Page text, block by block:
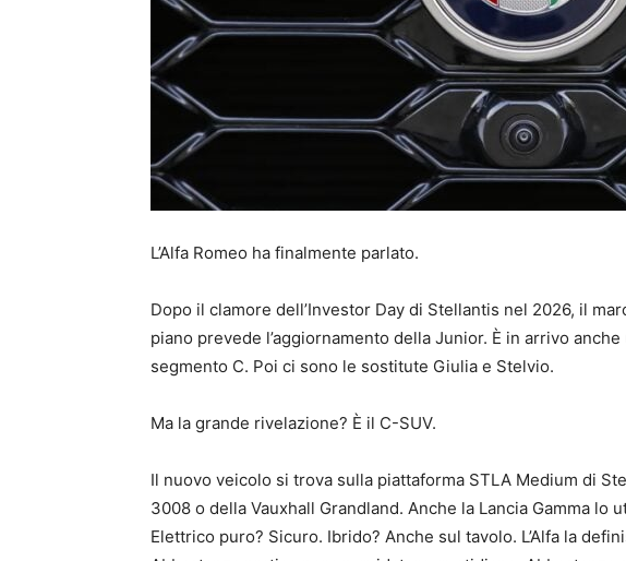
L’Alfa Romeo ha finalmente parlato.
Dopo il clamore dell’Investor Day di Stellantis nel 2026, il
piano prevede l’aggiornamento della Junior. È in arrivo
segmento C. Poi ci sono le sostitute Giulia e Stelvio.
Ma la grande rivelazione? È il C-SUV.
Il nuovo veicolo si trova sulla piattaforma STLA Medium di
3008 o della Vauxhall Grandland. Anche la Lancia Gamma lo
Elettrico puro? Sicuro. Ibrido? Anche sul tavolo. L’Alfa la